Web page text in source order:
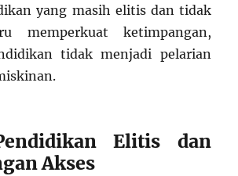
yang masih elitis dan tidak
memperkuat ketimpangan,
tidak menjadi pelarian
Elitis dan
Akses